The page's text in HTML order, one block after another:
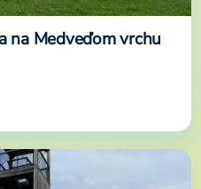
na Medveďom vrchu